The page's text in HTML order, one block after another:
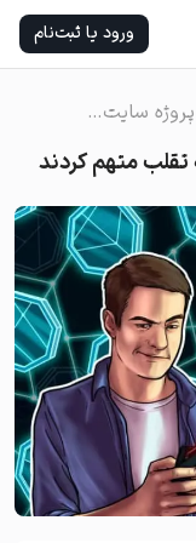
ورود یا ثبت‌نام
دو پروژه سایت «کوین مارکت کپ» را به تقلب متهم کردند
متهم کردند